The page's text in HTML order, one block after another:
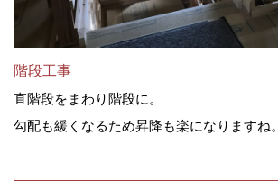
階段工事
直階段をまわり階段に。
勾配も緩くなるため昇降も楽になりますね。